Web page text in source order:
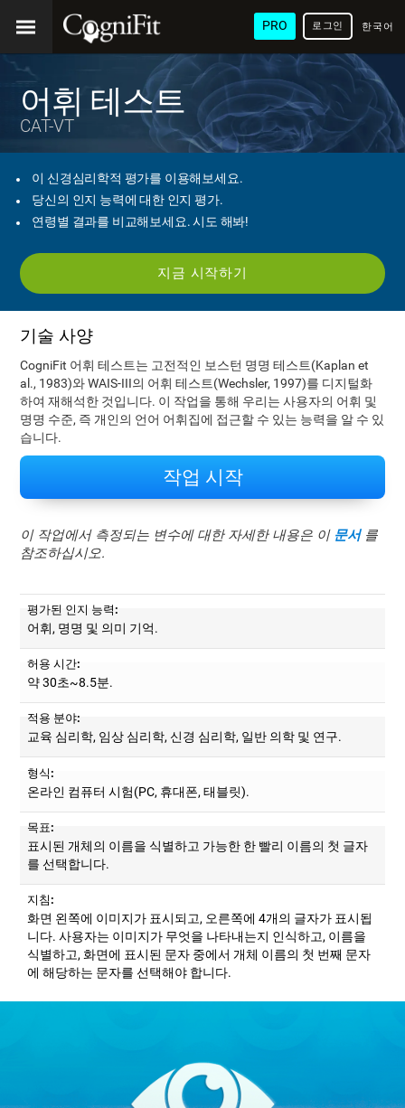
PRO 한국어
語
로그인
어휘 테스트
CAT-VT
이 신경심리학적 평가를 이용해보세요.
당신의 인지 능력에 대한 인지 평가.
연령별 결과를 비교해보세요. 시도 해봐!
지금 시작하기
기술 사양
CogniFit 어휘 테스트는 고전적인 보스턴 명명 테스트(Kaplan et
al., 1983)와 WAIS-III의 어휘 테스트(Wechsler, 1997)를 디지털화
하여 재해석한 것입니다. 이 작업을 통해 우리는 사용자의 어휘 및
명명 수준, 즉 개인의 언어 어휘집에 접근할 수 있는 능력을 알 수 있
습니다.
작업 시작
이 작업에서 측정되는 변수에 대한 자세한 내용은 이 문서를
참조하십시오.
평가된 인지 능력:
어휘, 명명 및 의미 기억.
허용 시간:
약 30초~8.5분.
적용 분야:
교육 심리학, 임상 심리학, 신경 심리학, 일반 의학 및 연구.
형식:
온라인 컴퓨터 시험(PC, 휴대폰, 태블릿).
목표:
표시된 개체의 이름을 식별하고 가능한 한 빨리 이름의 첫 글자
를 선택합니다.
지침:
화면 왼쪽에 이미지가 표시되고, 오른쪽에 4개의 글자가 표시됩
니다. 사용자는 이미지가 무엇을 나타내는지 인식하고, 이름을
식별하고, 화면에 표시된 문자 중에서 개체 이름의 첫 번째 문자
에 해당하는 문자를 선택해야 합니다.